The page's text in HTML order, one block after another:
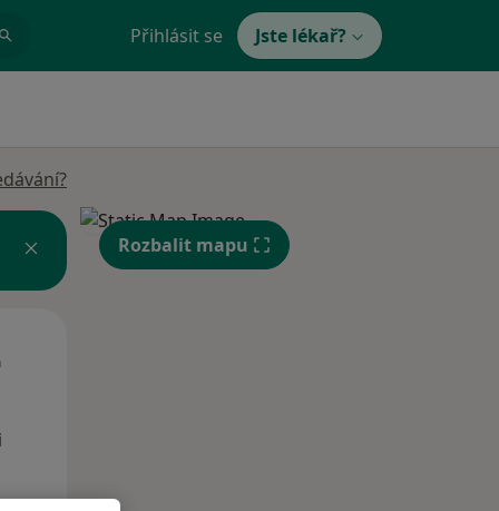
Přihlásit se Jste lékař?
Rozbalit mapu